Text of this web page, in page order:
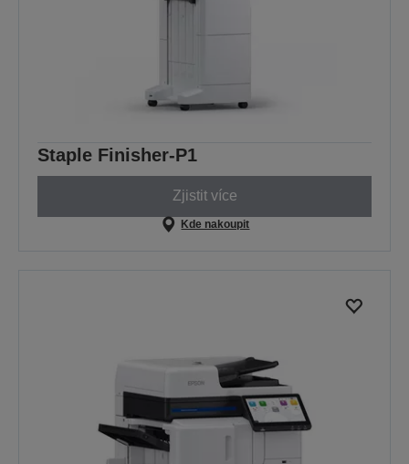
Staple Finisher-P1
Zjistit více
Kde nakoupit